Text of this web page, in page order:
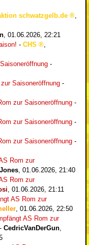
schwatzgelb.de
01.06.2026, 22:21
- CHS
-
Saisoneröffnung -
zur Saisoneröffnung -
zur Saisoneröffnung -
zur Saisoneröffnung -
Rom zur
01.06.2026, 21:40
Rom zur
01.06.2026, 21:11
AS Rom zur
01.06.2026, 22:50
AS Rom zur
- CedricVanDerGun